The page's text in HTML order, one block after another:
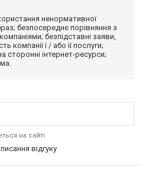
ненормативної
безпосереднє порівняння з
безпідставні заяви,
компанії і / або її послуги;
сторонні інтернет-ресурси;
на сайті
відгуку